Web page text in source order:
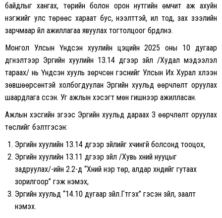
байдлыг хангах, төрийн болон орон нутгийн өмчит аж ахуйн
нэгжийг улс төрөөс хараат бус, нээлттэй, ил тод, зах зээлийн
зарчмаар үйл ажиллагаа явуулах тогтолцоог бүрдүүлнэ.
Монгол Улсын Үндсэн хуулийн цэцийн 2025 оны 10 дугаар
дүгнэлтээр Эрүүгийн хуулийн 13.14 дүгээр зүйл /Худал мэдээлэл
тараах/ нь Үндсэн хууль зөрчсөн гэснийг Улсын Их Хурал хүлээн
зөвшөөрсөнтэй холбогдуулан Эрүүгийн хуульд өөрчлөлт оруулах
шаардлага үүссэн. Уг ажлын хэсэгт мөн гишүүнээр ажилласан.
Ажлын хэсгийн зүгээс Эрүүгийн хуульд дараах 3 өөрчлөлт оруулах
төслийг бэлтгэсэн:
Эрүүгийн хуулийн 13.14 дүгээр зүйлийг хүчингүй болсонд тооцох,
Эрүүгийн хуулийн 13.11 дүгээр зүйл /Хувь хүний нууцыг
задруулах/-ийн 2.2-д “Хүний нэр төр, алдар хүндийг гутаах
зорилгоор” гэж нэмэх,
Эрүүгийн хуульд “14.10 дугаар зүйл.Гүтгэх” гэсэн зүйл, заалт
нэмэх.